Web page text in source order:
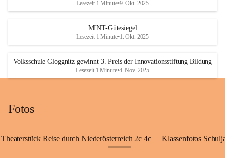
Lesezeit 1 Minute•9. Okt. 2025
MINT-Gütesiegel
Lesezeit 1 Minute•1. Okt. 2025
Volksschule Gloggnitz gewinnt 3. Preis der Innovationsstiftung Bildung
Lesezeit 1 Minute•4. Nov. 2025
Fotos
Theaterstück Reise durch Niederösterreich 2c 4c Klassenfotos